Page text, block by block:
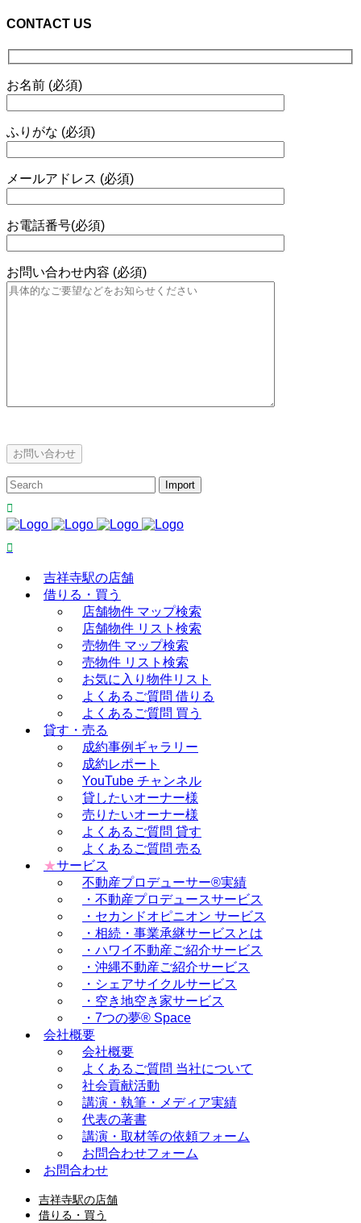
CONTACT US
お名前 (必須)
ふりがな (必須)
メールアドレス (必須)
お電話番号(必須)
お問い合わせ内容 (必須)
吉祥寺駅の店舗
借りる・買う
店舗物件 マップ検索
店舗物件 リスト検索
売物件 マップ検索
売物件 リスト検索
お気に入り物件リスト
よくあるご質問 借りる
よくあるご質問 買う
貸す・売る
成約事例ギャラリー
成約レポート
YouTube チャンネル
貸したいオーナー様
売りたいオーナー様
よくあるご質問 貸す
よくあるご質問 売る
★サービス
不動産プロデューサー®実績
・不動産プロデュースサービス
・セカンドオピニオン サービス
・相続・事業承継サービスとは
・ハワイ不動産ご紹介サービス
・沖縄不動産ご紹介サービス
・シェアサイクルサービス
・空き地空き家サービス
・7つの夢® Space
会社概要
会社概要
よくあるご質問 当社について
社会貢献活動
講演・執筆・メディア実績
代表の著書
講演・取材等の依頼フォーム
お問合わせフォーム
お問合わせ
吉祥寺駅の店舗
借りる・買う